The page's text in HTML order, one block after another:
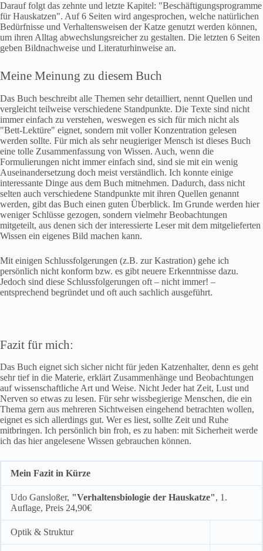
Darauf folgt das zehnte und letzte Kapitel: "Beschäftigungsprogramme
für Hauskatzen". Auf 6 Seiten wird angesprochen, welche natürlichen
Bedürfnisse und Verhaltensweisen der Katze genutzt werden können,
um ihren Alltag abwechslungsreicher zu gestalten. Die letzten 6 Seiten
geben Bildnachweise und Literaturhinweise an.
Meine Meinung zu diesem Buch
Das Buch beschreibt alle Themen sehr detailliert, nennt Quellen und
vergleicht teilweise verschiedene Standpunkte. Die Texte sind nicht
immer einfach zu verstehen, weswegen es sich für mich nicht als
"Bett-Lektüre" eignet, sondern mit voller Konzentration gelesen
werden sollte. Für mich als sehr neugieriger Mensch ist dieses Buch
eine tolle Zusammenfassung von Wissen. Auch, wenn die
Formulierungen nicht immer einfach sind, sind sie mit ein wenig
Auseinandersetzung doch meist verständlich. Ich konnte einige
interessante Dinge aus dem Buch mitnehmen. Dadurch, dass nicht
selten auch verschiedene Standpunkte mit ihren Quellen genannt
werden, gibt das Buch einen guten Überblick. Im Grunde werden hier
weniger Schlüsse gezogen, sondern vielmehr Beobachtungen
mitgeteilt, aus denen sich der interessierte Leser mit dem mitgelieferten
Wissen ein eigenes Bild machen kann.
Mit einigen Schlussfolgerungen (z.B. zur Kastration) gehe ich
persönlich nicht konform bzw. es gibt neuere Erkenntnisse dazu.
Jedoch sind diese Schlussfolgerungen oft – nicht immer! –
entsprechend begründet und oft auch sachlich ausgeführt.
Fazit für mich:
Das Buch eignet sich sicher nicht für jeden Katzenhalter, denn es geht
sehr tief in die Materie, erklärt Zusammenhänge und Beobachtungen
auf wissenschaftliche Art und Weise. Nicht Jeder hat Zeit, Lust und
Nerven so etwas zu lesen. Für sehr wissbegierige Menschen, die ein
Thema gern aus mehreren Sichtweisen eingehend betrachten wollen,
eignet es sich allerdings gut. Wer es liest, sollte Zeit und Ruhe
mitbringen. Ich persönlich bin froh, es zu haben: mit Sicherheit werde
ich das hier angelesene Wissen gebrauchen können.
Mein Fazit in Kürze
Udo Gansloßer, "Verhaltensbiologie der Hauskatze", 1.
Auflage, Preis 24,90€
Optik & Struktur